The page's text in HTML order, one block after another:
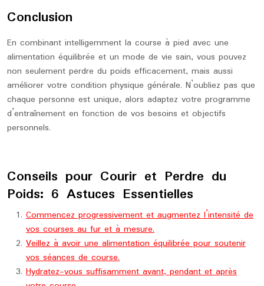
Conclusion
En combinant intelligemment la course à pied avec une
alimentation équilibrée et un mode de vie sain, vous pouvez
non seulement perdre du poids efficacement, mais aussi
améliorer votre condition physique générale. N’oubliez pas que
chaque personne est unique, alors adaptez votre programme
d’entraînement en fonction de vos besoins et objectifs
personnels.
Conseils pour Courir et Perdre du
Poids: 6 Astuces Essentielles
Commencez progressivement et augmentez l’intensité de
vos courses au fur et à mesure.
Veillez à avoir une alimentation équilibrée pour soutenir
vos séances de course.
Hydratez-vous suffisamment avant, pendant et après